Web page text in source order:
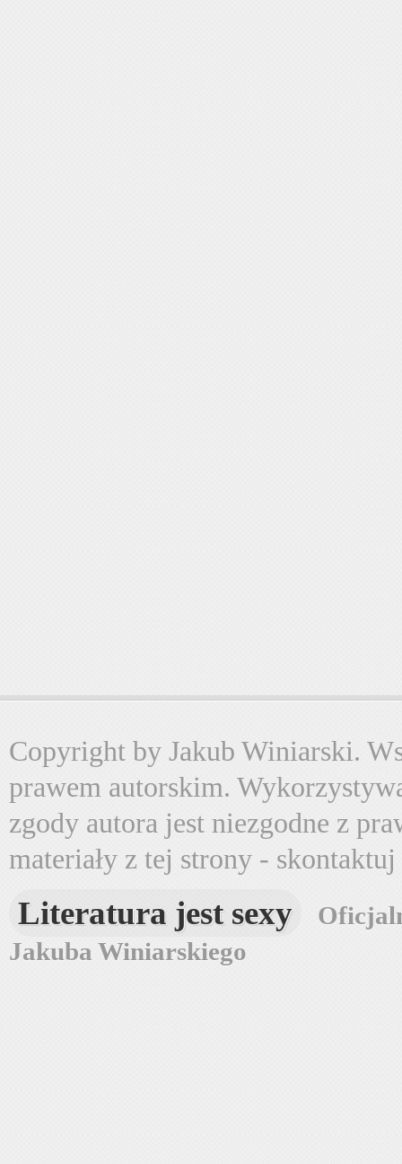
Copyright by Jakub Winiarski.
prawem autorskim.
zgody autora jest niezgodne z
materiały z tej strony -
Literatura jest sexy
Jakuba Winiarskiego